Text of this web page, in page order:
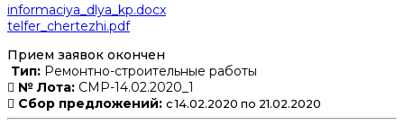
informaciya_dlya_kp.docx
telfer_chertezhi.pdf
Прием заявок окончен
Тип: Ремонтно-строительные работы
№ Лота: СМР-14.02.2020_1
Сбор предложений: с 14.02.2020 по 21.02.2020